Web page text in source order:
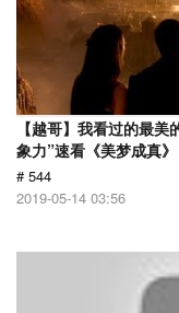
【越哥】我看过的最
象力”速看《美梦成真》
# 544
2019-05-14 03:56